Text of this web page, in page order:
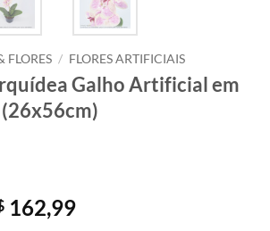
FLORES / FLORES ARTIFICIAIS
Galho Artificial em
162,99O